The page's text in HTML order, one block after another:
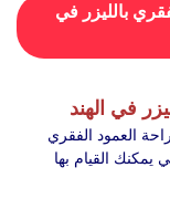
بالليزر في
في الهند
العمود الفقري
يمكنك القيام بها